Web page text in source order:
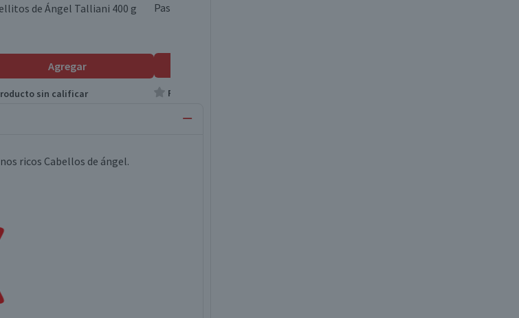
de Ángel Talliani 400 g
Agregar
sin calificar
Pasta Tallarín N°87 Carozzi 400 g
Producto sin calificar
ricos Cabellos de ángel.